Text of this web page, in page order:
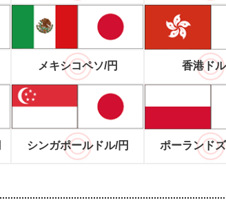
メキシコペソ/円 香港ド
シンガポールドル/円 ポーランド